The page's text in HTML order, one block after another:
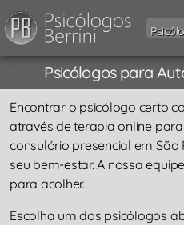
Psicólogos para
Encontrar o psicólogo certo
através de terapia online
consulório presencial em
seu bem-estar. A nossa
para acolher.
Escolha um dos psicólogos